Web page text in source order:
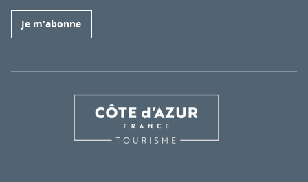
Je m'abonne